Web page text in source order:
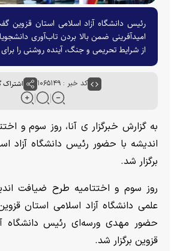
رئیس دانشگاه آزاد اسلامی استان قزوین
امیدآفرینی ضمن بالا بردن تاب‌آوری
از شرایط تحریمی و جنگ، آینده روشنی را
کد خبر : ۱۰۶۵۱۴۹ اشتراک
به گزارش خبرگزار ی آنا، روز سوم و
اندیشه با حضور رئیس دانشگاه آزاد
برگزار شد.
روز سوم و اختتامیه طرح ضیافت
حضور مهدی ورسه‌ای رئیس دانشگاه
قزوین برگزار شد.